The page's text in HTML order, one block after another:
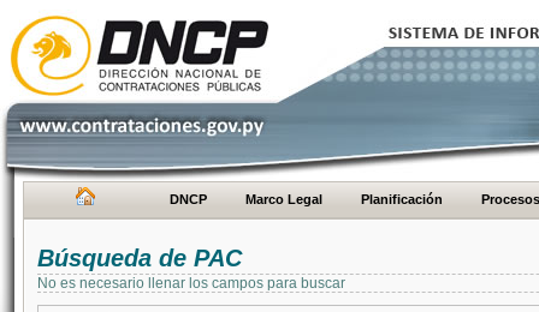
DNCP Marco Legal Planificación Procesos
Búsqueda de PAC
No es necesario llenar los campos para buscar